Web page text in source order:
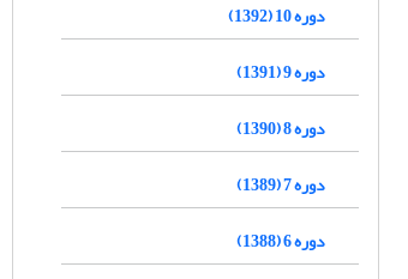
دوره 10 (1392)
دوره 9 (1391)
دوره 8 (1390)
دوره 7 (1389)
دوره 6 (1388)